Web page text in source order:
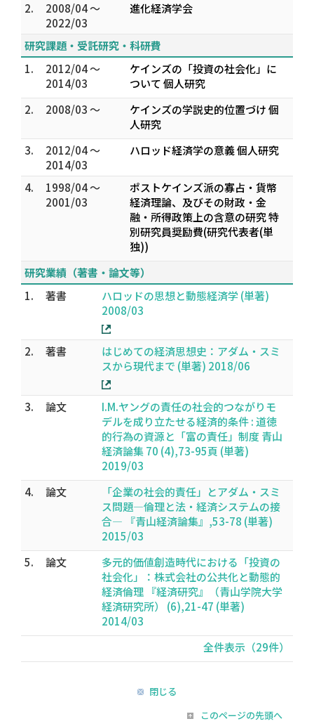
2.
2008/04 ～
2022/03
進化経済学会
研究課題・受託研究・科研費
1.
2012/04 ～
2014/03
ケインズの「投資の社会化」に
ついて 個人研究
2.
2008/03 ～
ケインズの学説史的位置づけ 個
人研究
3.
2012/04 ～
2014/03
ハロッド経済学の意義 個人研究
4.
1998/04 ～
2001/03
ポストケインズ派の寡占・貨幣
経済理論、及びその財政・金
融・所得政策上の含意の研究 特
別研究員奨励費(研究代表者(単
独))
研究業績（著書・論文等）
1.
著書
ハロッドの思想と動態経済学 (単著)
2008/03
2. 著書
はじめての経済思想史：アダム・スミ
スから現代まで (単著) 2018/06
3. 論文
I.M.ヤングの責任の社会的つながりモ
デルを成り立たせる経済的条件 : 道徳
的行為の資源と「富の責任」制度 青山
経済論集 70 (4),73-95頁 (単著)
2019/03
4.
論文
「企業の社会的責任」とアダム・スミ
ス問題―倫理と法・経済システムの接
合― 『青山経済論集』,53-78 (単著)
2015/03
5.
論文
多元的価値創造時代における「投資の
社会化」：株式会社の公共化と動態的
経済倫理 『経済研究』（青山学院大学
経済研究所） (6),21-47 (単著)
2014/03
全件表示（29件）
閉じる
このページの先頭へ